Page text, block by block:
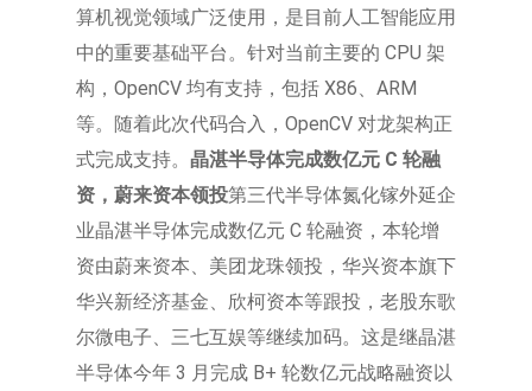
算机视觉领域广泛使用，是目前人工智能应用
中的重要基础平台。针对当前主要的 CPU 架
构，OpenCV 均有支持，包括 X86、ARM
等。随着此次代码合入，OpenCV 对龙架构正
式完成支持。 晶湛半导体完成数亿元 C 轮融
资，蔚来资本领投第三代半导体氮化镓外延企
业晶湛半导体完成数亿元 C 轮融资，本轮增
资由蔚来资本、美团龙珠领投，华兴资本旗下
华兴新经济基金、欣柯资本等跟投，老股东歌
尔微电子、三七互娱等继续加码。这是继晶湛
半导体今年 3 月完成 B+ 轮数亿元战略融资以